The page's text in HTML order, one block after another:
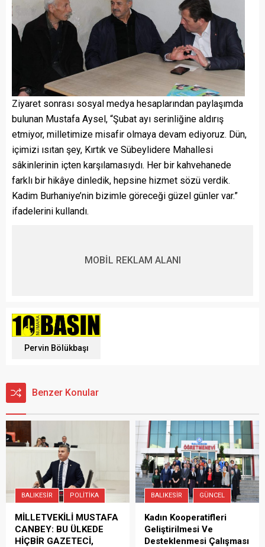
Ziyaret sonrası sosyal medya hesaplarından paylaşımda
bulunan Mustafa Aysel, “Şubat ayı serinliğine aldırış
etmiyor, milletimize misafir olmaya devam ediyoruz. Dün,
içimizi ısıtan şey, Kırtık ve Sübeylidere Mahallesi
sâkinlerinin içten karşılamasıydı. Her bir kahvehanede
farklı bir hikâye dinledik, hepsine hizmet sözü verdik.
Kadim Burhaniye’nin bizimle göreceği güzel günler var.”
ifadelerini kullandı.
MOBİL REKLAM ALANI
Pervin Bölükbaşı
Benzer Konular
BALIKESIR POLITIKA
MİLLETVEKİLİ MUSTAFA
CANBEY: BU ÜLKEDE
HİÇBİR GAZETECİ,
BALIKESIR GÜNCEL
Kadın Kooperatifleri
Geliştirilmesi Ve
Desteklenmesi Çalışması